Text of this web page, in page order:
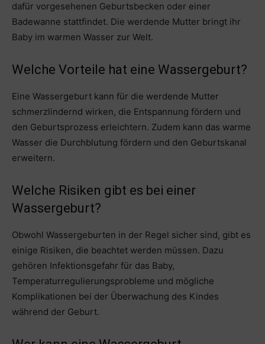
dafür vorgesehenen Geburtsbecken oder einer
Badewanne stattfindet. Die werdende Mutter bringt ihr
Baby im warmen Wasser zur Welt.
Welche Vorteile hat eine Wassergeburt?
Eine Wassergeburt kann für die werdende Mutter
schmerzlindernd wirken, die Entspannung fördern und
den Geburtsprozess erleichtern. Zudem kann das warme
Wasser die Durchblutung fördern und den Geburtskanal
erweitern.
Welche Risiken gibt es bei einer
Wassergeburt?
Obwohl Wassergeburten in der Regel sicher sind, gibt es
einige Risiken, die beachtet werden müssen. Dazu
gehören Infektionsgefahr für das Baby,
Temperaturregulierungsprobleme und mögliche
Komplikationen bei der Überwachung des Kindes
während der Geburt.